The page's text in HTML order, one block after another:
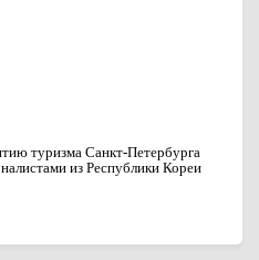
туризма Санкт-Петербурга
из Республики Кореи